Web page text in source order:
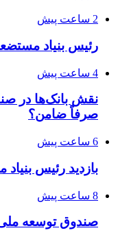
2 ساعت پیش
رئیس بنیاد
4 ساعت پیش
نقش بانک‌ها در
صرفاً ضامن؟
6 ساعت پیش
بازدید رئیس
8 ساعت پیش
صندوق توسعه